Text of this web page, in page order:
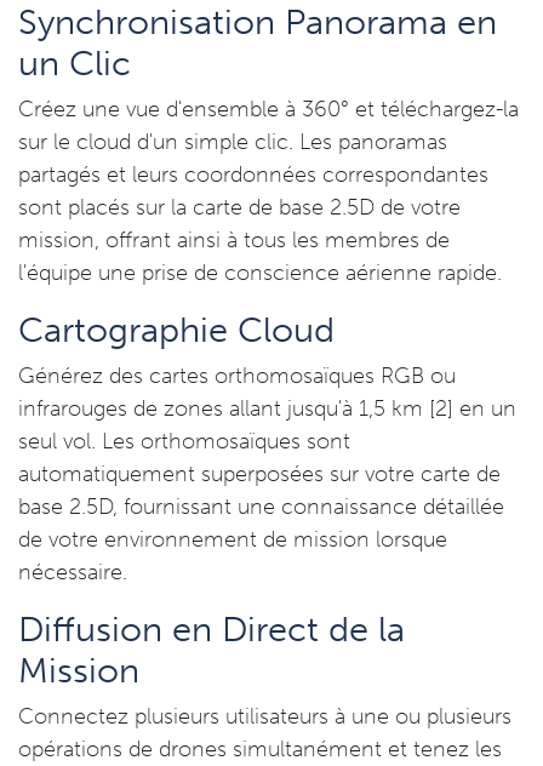
Synchronisation Panorama en
un Clic
Créez une vue d'ensemble à 360° et téléchargez-la
sur le cloud d'un simple clic. Les panoramas
partagés et leurs coordonnées correspondantes
sont placés sur la carte de base 2.5D de votre
mission, offrant ainsi à tous les membres de
l'équipe une prise de conscience aérienne rapide.
Cartographie Cloud
Générez des cartes orthomosaïques RGB ou
infrarouges de zones allant jusqu'à 1,5 km [2] en un
seul vol. Les orthomosaïques sont
automatiquement superposées sur votre carte de
base 2.5D, fournissant une connaissance détaillée
de votre environnement de mission lorsque
nécessaire.
Diffusion en Direct de la
Mission
Connectez plusieurs utilisateurs à une ou plusieurs
opérations de drones simultanément et tenez les